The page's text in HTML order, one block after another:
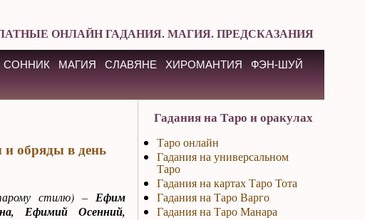
ОНЛАЙН ГАДАНИЯ. МАГИЯ. ПРЕДСКАЗАНИЯ
СОННИК МАГИЯ СЛАВЯНЕ ХИРОМАНТИЯ
ФЭН-ШУЙ
обряды в день
стилю) – Ефим
Ефимий Осенний,
Гадания на Таро и оракулах
Таро онлайн
Гадания на универсальном
Таро
Гадания на картах Таро Тота
Гадания на Таро Варго
Гадания на Таро Манара